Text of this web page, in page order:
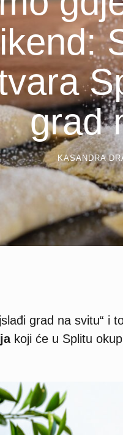
grad
KASANDRA
grad na svitu“ i
koji će u Splitu